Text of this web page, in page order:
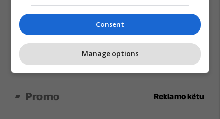
Promo Reklamo këtu
Consent
Manage options